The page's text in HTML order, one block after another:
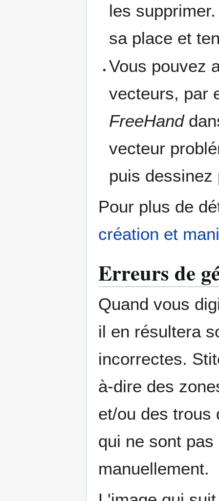
les
sa place et
Vous pouvez
vecteurs, par
FreeHand
vecteur
puis dessinez
Pour plus de
création et
Erreurs de
Quand vous
il en résultera
incorrectes.
à-dire des
et/ou des trous
qui ne sont
manuellement.